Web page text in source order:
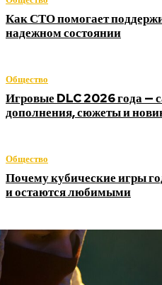
Как СТО помогает
надежном состоянии
Общество
Игровые DLC 2026 года —
дополнения, сюжеты и
Общество
Почему кубические игры
и остаются любимыми